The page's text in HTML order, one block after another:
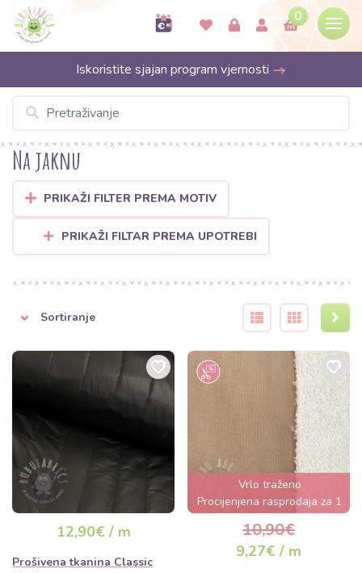
0
Iskoristite sjajan program vjernosti
Na jaknu
PRIKAŽI FILTER PREMA MOTIV
PRIKAŽI FILTAR PREMA UPOTREBI
Sortiranje
12,90€ / m
Prošivena tkanina Classic
Vrlo traženo
Procijenjena rasprodaja za 1
dan
10,90€
9,27€ / m